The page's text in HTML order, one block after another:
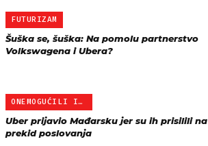
FUTURIZAM
Šuška se, šuška: Na pomolu partnerstvo
Volkswagena i Ubera?
ONEMOGUĆILI IM RAD
Uber prijavio Mađarsku jer su ih prisilili na
prekid poslovanja